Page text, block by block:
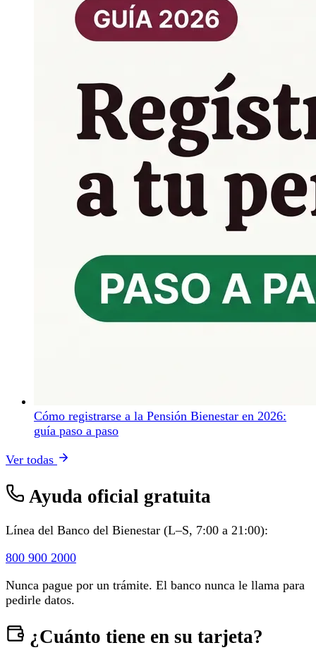
Cómo registrarse a la Pensión Bienestar en 2026:
guía paso a paso
Ver todas
Ayuda oficial gratuita
Línea del Banco del Bienestar (L–S, 7:00 a 21:00):
800 900 2000
Nunca pague por un trámite. El banco nunca le llama para
pedirle datos.
¿Cuánto tiene en su tarjeta?